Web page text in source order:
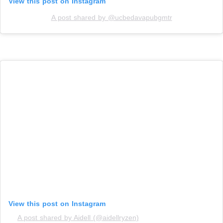
A post shared by @ucbedavapubgmtr
View this post on Instagram
A post shared by Aidell (@aidellryzen)